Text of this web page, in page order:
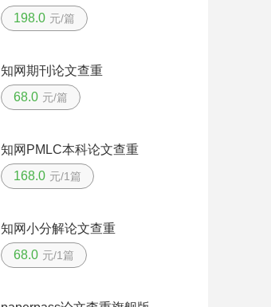
198.0 元/篇
知网期刊论文查重
68.0 元/篇
知网PMLC本科论文查重
168.0 元/1篇
知网小分解论文查重
68.0 元/1篇